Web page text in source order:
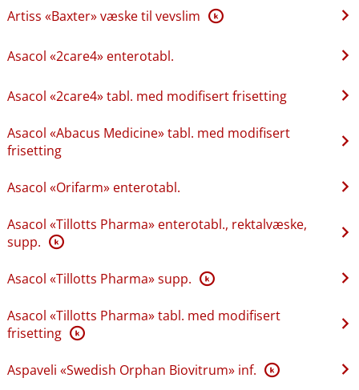
Artiss «Baxter» væske til vevslim K
Asacol «2care4» enterotabl.
Asacol «2care4» tabl. med modifisert frisetting
Asacol «Abacus Medicine» tabl. med modifisert
frisetting
Asacol «Orifarm» enterotabl.
Asacol «Tillotts Pharma» enterotabl., rektalvæske,
supp. K
Asacol «Tillotts Pharma» supp. K
Asacol «Tillotts Pharma» tabl. med modifisert
frisetting K
Aspaveli «Swedish Orphan Biovitrum» inf. K